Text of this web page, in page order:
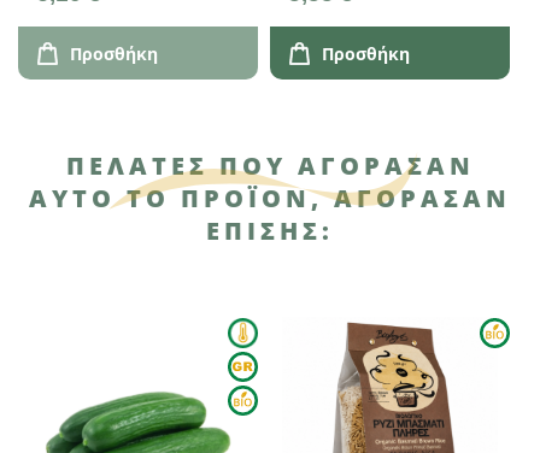
Προσθήκη Προσθήκη
ΠΕΛΆΤΕΣ ΠΟΥ ΑΓΌΡΑΣΑΝ
ΑΥΤΌ ΤΟ ΠΡΟΪΌΝ, ΑΓΌΡΑΣΑΝ
ΕΠΊΣΗΣ: